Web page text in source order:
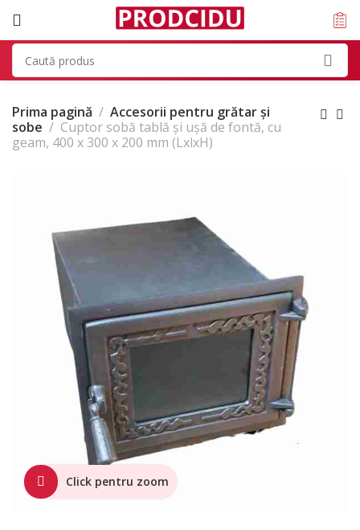
Prima pagină
Accesorii pentru grătar și
sobe
Cuptor sobă tablă și ușă de fontă, cu
geam, 400 x 300 x 200 mm (LxlxH)
Click pentru zoom